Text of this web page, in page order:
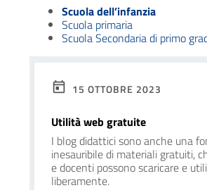
Scuola dell’infanzia
Scuola primaria
Scuola Secondaria di primo
15 OTTOBRE 2023
Utilità web gratuite
I blog didattici sono anche una
inesauribile di materiali gratuiti,
e docenti possono scaricare e
liberamente.